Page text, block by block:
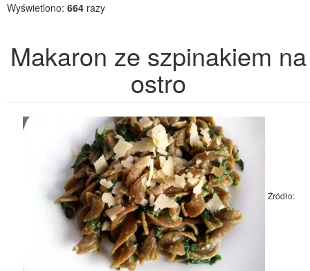
Wyświetlono: 664 razy
Makaron ze szpinakiem na
ostro
Źródło: